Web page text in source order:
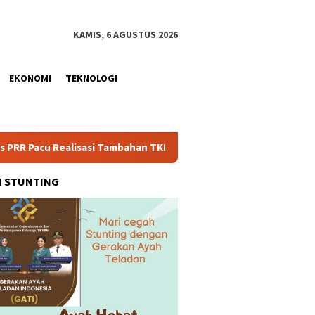
KAMIS, 6 AGUSTUS 2026
EKONOMI TEKNOLOGI
Tambahan TKD Aceh Rp1,65 Triliun, Pastikan Transparan
STUNTING